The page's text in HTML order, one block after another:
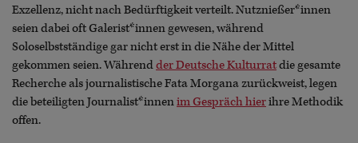
Exzellenz, nicht nach Bedürftigkeit verteilt. Nutznießer*innen
seien dabei oft Galerist*innen gewesen, während
Soloselbstständige gar nicht erst in die Nähe der Mittel
gekommen seien. Währendder Deutsche Kulturratdie gesamte
Recherche als journalistische Fata Morgana zurückweist, legen
die beteiligten Journalist*innenim Gespräch hierihre Methodik
offen.